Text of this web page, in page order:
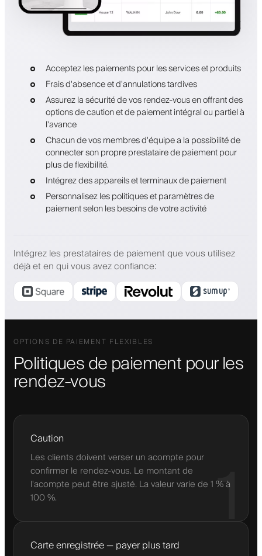
Acceptez les paiements pour les services et produits
Frais d'absence et d'annulations tardives
Assurez la sécurité de vos rendez-vous en offrant des
options de caution et de paiement intégral ou partiel à
l'avance
Chacun de vos membres d'équipe a la possibilité de
connecter son propre prestataire de paiement pour
plus de flexibilité.
Intégrez des appareils et terminaux de paiement
Personnalisez les politiques et paramètres de
paiement selon les besoins de votre activité
Intégrez les prestataires de paiement que vous utilisez
déjà et en qui vous avez confiance:
OPTIONS DE PAIEMENT FLEXIBLES
Politiques de paiement pour les
rendez-vous
1
Caution
Les clients doivent verser un acompte pour
confirmer le rendez-vous. Le montant de
l'acompte peut être ajusté. La valeur varie de 1 % à
100 %.
Carte enregistrée — payer plus tard